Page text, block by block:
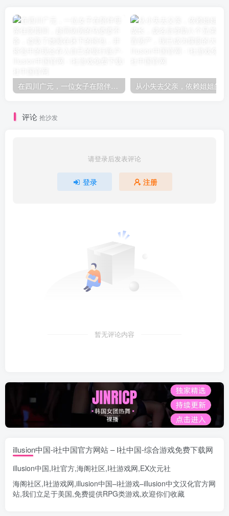
评论 抢沙发
请登录后发表评论
登录 注册
暂无评论内容
illusion中国-i社中国官方网站 – I社中国-综合游戏免费下载网
illusion中国,I社官方,海阁社区,I社游戏网,EX次元社
海阁社区,I社游戏网,illusion中国–i社游戏–illusion中文汉化官方网
站,我们立足于美国,免费提供RPG类游戏,欢迎你们收藏